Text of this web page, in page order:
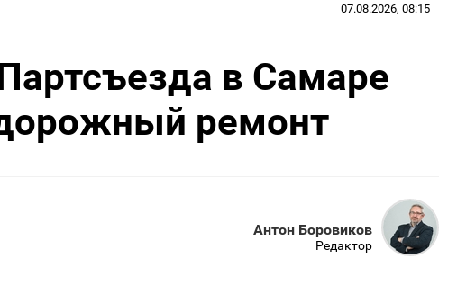
07.08.2026, 08:15
в Самаре
ремонт
Антон Боровиков
Редактор